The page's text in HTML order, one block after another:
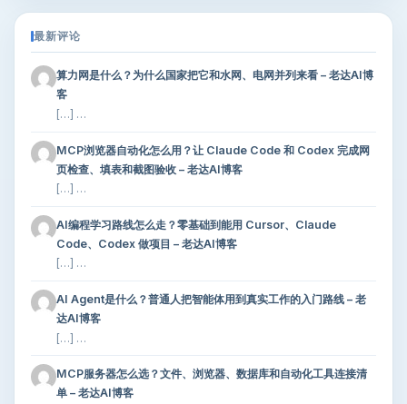
最新评论
算力网是什么？为什么国家把它和水网、电网并列来看 – 老达AI博
客
[…] …
MCP浏览器自动化怎么用？让 Claude Code 和 Codex 完成网
页检查、填表和截图验收 – 老达AI博客
[…] …
AI编程学习路线怎么走？零基础到能用 Cursor、Claude
Code、Codex 做项目 – 老达AI博客
[…] …
AI Agent是什么？普通人把智能体用到真实工作的入门路线 – 老
达AI博客
[…] …
MCP服务器怎么选？文件、浏览器、数据库和自动化工具连接清
单 – 老达AI博客